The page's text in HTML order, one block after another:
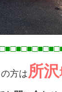
方は所沢